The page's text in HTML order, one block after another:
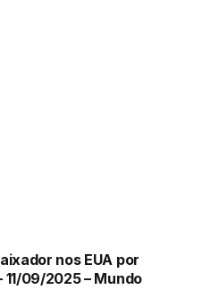
nos EUA por
09/2025 – Mundo